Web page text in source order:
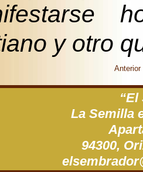
y otro
Anterior
“El
La Semilla
94300,